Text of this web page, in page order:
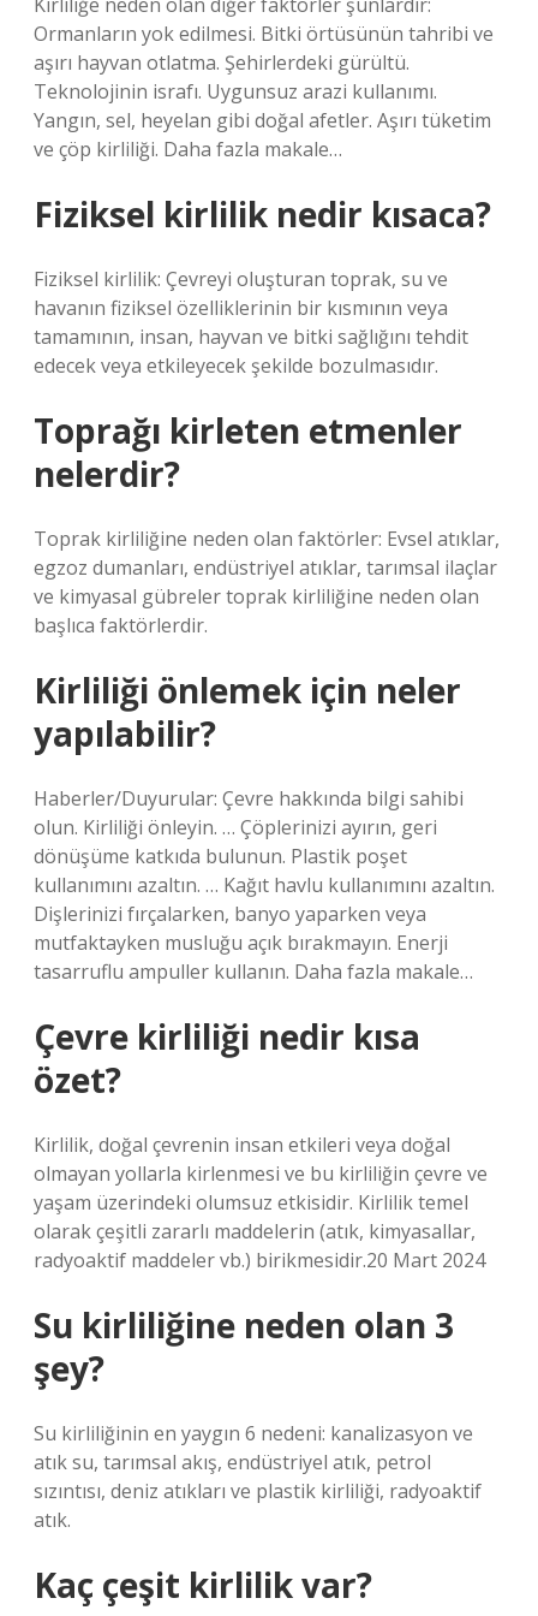
Ormanların yok edilmesi. Bitki örtüsünün tahribi ve
aşırı hayvan otlatma. Şehirlerdeki gürültü.
Teknolojinin israfı. Uygunsuz arazi kullanımı.
Yangın, sel, heyelan gibi doğal afetler. Aşırı tüketim
ve çöp kirliliği. Daha fazla makale…
Fiziksel kirlilik nedir kısaca?
Fiziksel kirlilik: Çevreyi oluşturan toprak, su ve
havanın fiziksel özelliklerinin bir kısmının veya
tamamının, insan, hayvan ve bitki sağlığını tehdit
edecek veya etkileyecek şekilde bozulmasıdır.
Toprağı kirleten etmenler
nelerdir?
Toprak kirliliğine neden olan faktörler: Evsel atıklar,
egzoz dumanları, endüstriyel atıklar, tarımsal ilaçlar
ve kimyasal gübreler toprak kirliliğine neden olan
başlıca faktörlerdir.
Kirliliği önlemek için neler
yapılabilir?
Haberler/Duyurular: Çevre hakkında bilgi sahibi
olun. Kirliliği önleyin. … Çöplerinizi ayırın, geri
dönüşüme katkıda bulunun. Plastik poşet
kullanımını azaltın. … Kağıt havlu kullanımını azaltın.
Dişlerinizi fırçalarken, banyo yaparken veya
mutfaktayken musluğu açık bırakmayın. Enerji
tasarruflu ampuller kullanın. Daha fazla makale…
Çevre kirliliği nedir kısa
özet?
Kirlilik, doğal çevrenin insan etkileri veya doğal
olmayan yollarla kirlenmesi ve bu kirliliğin çevre ve
yaşam üzerindeki olumsuz etkisidir. Kirlilik temel
olarak çeşitli zararlı maddelerin (atık, kimyasallar,
radyoaktif maddeler vb.) birikmesidir.20 Mart 2024
Su kirliliğine neden olan 3
şey?
Su kirliliğinin en yaygın 6 nedeni: kanalizasyon ve
atık su, tarımsal akış, endüstriyel atık, petrol
sızıntısı, deniz atıkları ve plastik kirliliği, radyoaktif
atık.
Kaç çeşit kirlilik var?